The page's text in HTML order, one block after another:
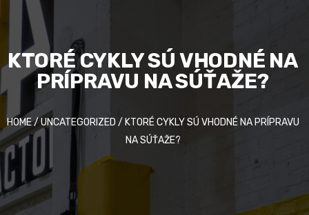
KTORÉ CYKLY SÚ VHODNÉ NA
PRÍPRAVU NA SÚŤAŽE?
HOME/UNCATEGORIZED / KTORÉ CYKLY SÚ VHODNÉ NA PRÍPRAVU
NA SÚŤAŽE?